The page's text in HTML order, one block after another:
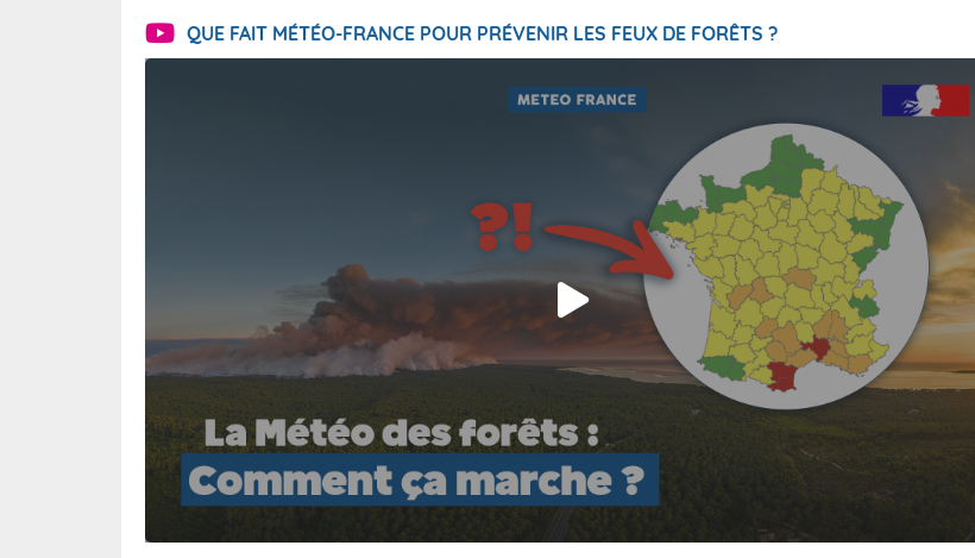
QUE FAIT MÉTÉO-FRANCE POUR PRÉVENIR LES FEUX DE FORÊTS ?